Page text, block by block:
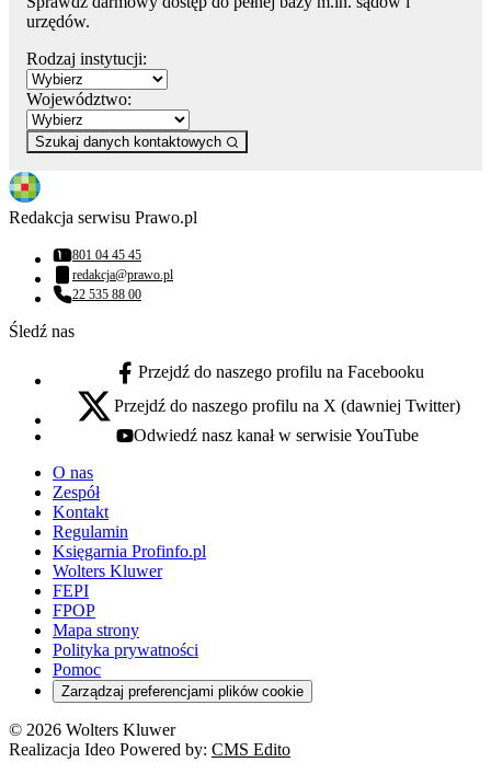
urzędów.
Rodzaj instytucji:
Województwo:
Szukaj danych kontaktowych
Redakcja serwisu Prawo.pl
Numer telefonu:
801 04 45 45
Adres email:
redakcja@prawo.pl
Numer telefonu:
22 535 88 00
Śledź nas
facebook - otwiera się w nowej karcie
Przejdź do naszego profilu na Facebooku
x - otwiera się w nowej karcie
Przejdź do naszego profilu na X (dawniej Twitter)
youtube - otwiera się w nowej karcie
Odwiedź nasz kanał w serwisie YouTube
O nas
Zespół
Kontakt
Regulamin
Księgarnia Profinfo.pl
Wolters Kluwer
FEPI
FPOP
Mapa strony
Polityka prywatności
Pomoc
Zarządzaj preferencjami plików cookie
© 2026 Wolters Kluwer
Realizacja Ideo Powered by: CMS Edito